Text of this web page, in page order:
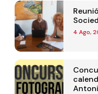
4 Ago,